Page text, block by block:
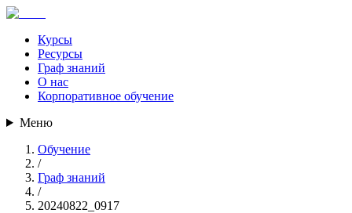
Курсы
Ресурсы
Граф знаний
О нас
Корпоративное обучение
Меню
Обучение
/
Граф знаний
/
20240822_0917